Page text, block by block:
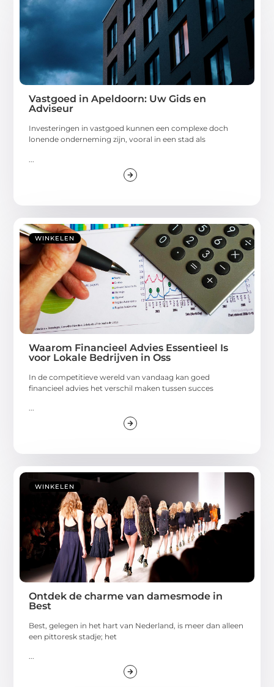
Vastgoed in Apeldoorn: Uw Gids en
Adviseur
Investeringen in vastgoed kunnen een complexe doch
lonende onderneming zijn, vooral in een stad als
WINKELEN
Waarom Financieel Advies Essentieel Is
voor Lokale Bedrijven in Oss
In de competitieve wereld van vandaag kan goed
financieel advies het verschil maken tussen succes
...
WINKELEN
Ontdek de charme van damesmode in
Best
Best, gelegen in het hart van Nederland, is meer dan alleen
een pittoresk stadje; het
...